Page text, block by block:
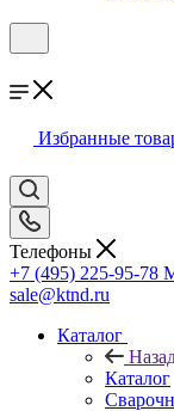
Избранные
Телефоны
+7 (495) 225-95-78
sale@ktnd.ru
Каталог
Каталог